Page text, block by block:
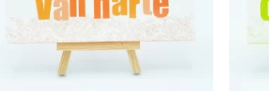
Droog en bij kamertemperatuur bewaren (12–20
Aroma: natuurlijk vanille aroma, Cacaoboter,
SOJAlecithine, Suiker, Volle MELKpoeder